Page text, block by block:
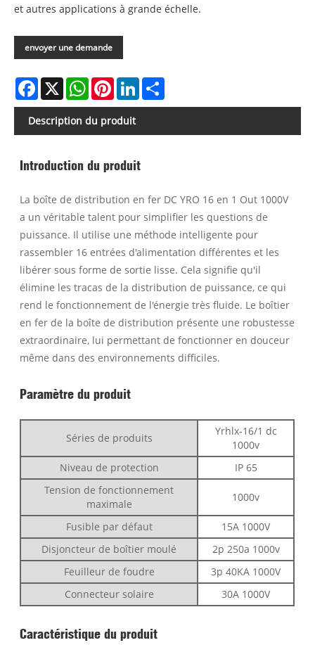
et autres applications à grande échelle.
envoyer une demande
Facebook
X WhatsAppPinterestLinkedIn
Description du produit
Introduction du produit
La boîte de distribution en fer DC YRO 16 en 1 Out 1000V
a un véritable talent pour simplifier les questions de
puissance. Il utilise une méthode intelligente pour
rassembler 16 entrées d'alimentation différentes et les
libérer sous forme de sortie lisse. Cela signifie qu'il
élimine les tracas de la distribution de puissance, ce qui
rend le fonctionnement de l'énergie très fluide. Le boîtier
en fer de la boîte de distribution présente une robustesse
extraordinaire, lui permettant de fonctionner en douceur
même dans des environnements difficiles.
Paramètre du produit
Séries de produits
Yrhlx-16/1 dc
1000v
Niveau de protection
IP 65
Tension de fonctionnement
maximale
1000v
Fusible par défaut
15A 1000V
Disjoncteur de boîtier moulé
2p 250a 1000v
Feuilleur de foudre
3p 40KA 1000V
Connecteur solaire
30A 1000V
Caractéristique du produit